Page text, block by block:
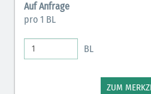
Rahmen)
Bronchodilatatoren (blau-braun)
Antikonvulsiva (grau-lila)
Inodilatatoren (rot-grün)
Auf Anfrage
pro 1 BL
BL
ZUM